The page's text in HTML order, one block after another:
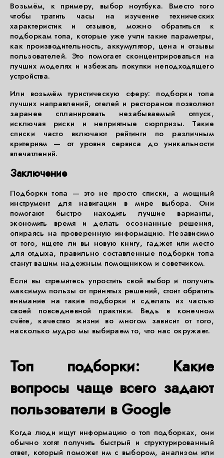
Возьмём, к примеру, выбор ноутбука. Вместо того
чтобы тратить часы на изучение технических
характеристик и отзывов, можно обратиться к
подборкам топа, которые уже учли такие параметры,
как производительность, аккумулятор, цена и отзывы
пользователей. Это помогает сконцентрироваться на
лучших моделях и избежать покупки неподходящего
устройства.
Или возьмём туристическую сферу: подборки топа
лучших направлений, отелей и ресторанов позволяют
заранее спланировать незабываемый отпуск,
исключая риски и неприятные сюрпризы. Такие
списки часто включают рейтинги по различным
критериям — от уровня сервиса до уникальности
впечатлений.
Заключение
Подборки топа — это не просто списки, а мощный
инструмент для навигации в мире выбора. Они
помогают быстро находить лучшие варианты,
экономить время и делать осознанные решения,
опираясь на проверенную информацию. Независимо
от того, ищете ли вы новую книгу, гаджет или место
для отдыха, правильно составленные подборки топа
станут вашим надежным помощником и советчиком.
Если вы стремитесь упростить свой выбор и получить
максимум пользы от принятых решений, стоит обратить
внимание на такие подборки и сделать их частью
своей повседневной практики. Ведь в конечном
счёте, качество жизни во многом зависит от того,
насколько мудро мы выбираем то, что нас окружает.
Топ подборки: Какие
вопросы чаще всего задают
пользователи в Google
Когда люди ищут информацию о топ подборках, они
обычно хотят получить быстрый и структурированный
ответ, который поможет им с выбором, анализом или